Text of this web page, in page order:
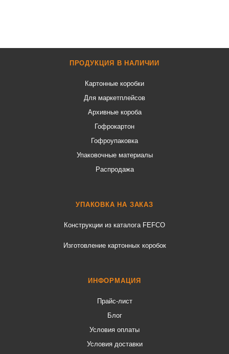
ПРОДУКЦИЯ В НАЛИЧИИ
Картонные коробки
Для маркетплейсов
Архивные короба
Гофрокартон
Гофроупаковка
Упаковочные материалы
Распродажа
УПАКОВКА НА ЗАКАЗ
Конструкции из каталога FEFCO
Изготовление картонных коробок
ИНФОРМАЦИЯ
Прайс-лист
Блог
Условия оплаты
Условия доставки